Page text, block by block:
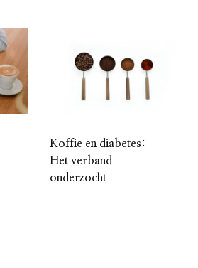
Koffie en diabetes:
Het verband
onderzocht